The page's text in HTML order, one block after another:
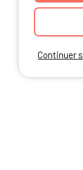
Continuer